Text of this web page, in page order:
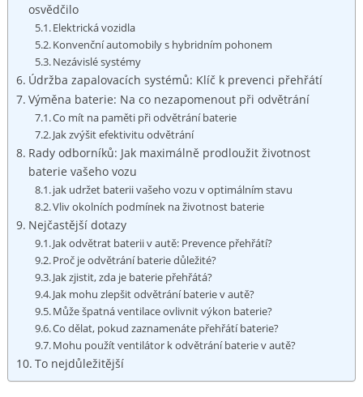
osvědčilo
Elektrická vozidla
Konvenční automobily s hybridním pohonem
Nezávislé systémy
Údržba zapalovacích systémů: Klíč k prevenci přehřátí
Výměna baterie: Na co nezapomenout při odvětrání
Co mít na‌ paměti ​při odvětrání baterie
Jak ‍zvýšit efektivitu odvětrání
Rady​ odborníků: Jak maximálně prodloužit životnost
baterie vašeho vozu
jak udržet baterii vašeho vozu v​ optimálním stavu
Vliv okolních podmínek na ‍životnost ‍baterie
Nejčastější dotazy
Jak odvětrat baterii v autě: Prevence přehřátí?
Proč ⁢je odvětrání baterie důležité?
Jak zjistit, zda je baterie přehřátá?
Jak mohu zlepšit odvětrání baterie v​ autě?
Může ⁢špatná ventilace‌ ovlivnit ⁣výkon baterie?
Co dělat, pokud zaznamenáte přehřátí baterie?
Mohu použít ventilátor k odvětrání baterie v autě?
To nejdůležitější